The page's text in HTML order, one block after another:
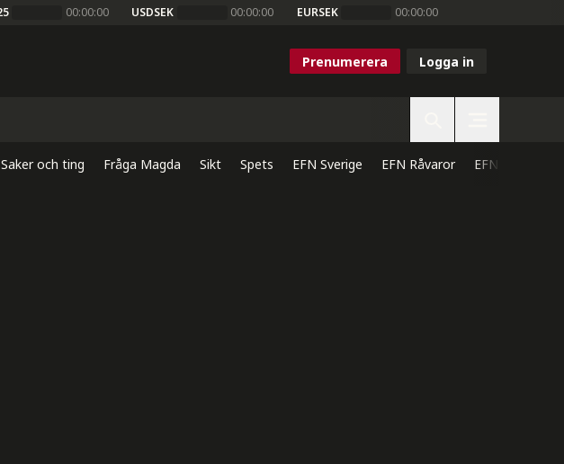
00:00:00 USDSEK 00:00:00 EURSEK 00:00:00
Prenumerera Logga in
Saker och ting Fråga Magda Sikt Spets EFN Sverige EFN Råvaror EFN Direkt